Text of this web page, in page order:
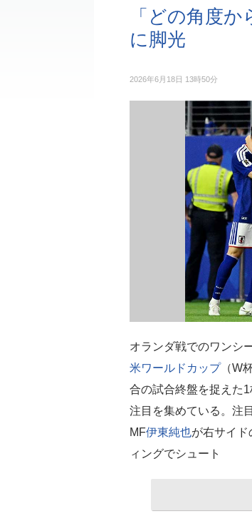
「どの角度
に脚光
2026年6月18日 13時50分
オランダ戦でのワンシ
米ワールドカップ（W
合の試合終盤を捉えた
注目を集めている。注
MF伊東純也が右サイ
ィングでシュート